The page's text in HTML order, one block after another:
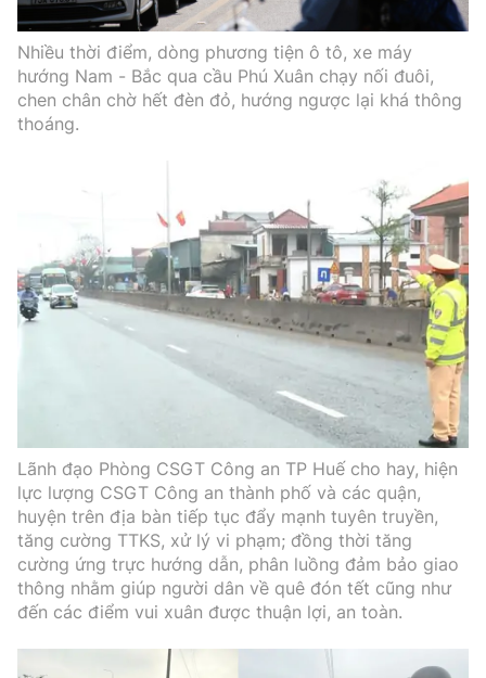
Nhiều thời điểm, dòng phương tiện ô tô, xe máy
hướng Nam - Bắc qua cầu Phú Xuân chạy nối đuôi,
chen chân chờ hết đèn đỏ, hướng ngược lại khá thông
thoáng.
Lãnh đạo Phòng CSGT Công an TP Huế cho hay, hiện
lực lượng CSGT Công an thành phố và các quận,
huyện trên địa bàn tiếp tục đẩy mạnh tuyên truyền,
tăng cường TTKS, xử lý vi phạm; đồng thời tăng
cường ứng trực hướng dẫn, phân luồng đảm bảo giao
thông nhằm giúp người dân về quê đón tết cũng như
đến các điểm vui xuân được thuận lợi, an toàn.